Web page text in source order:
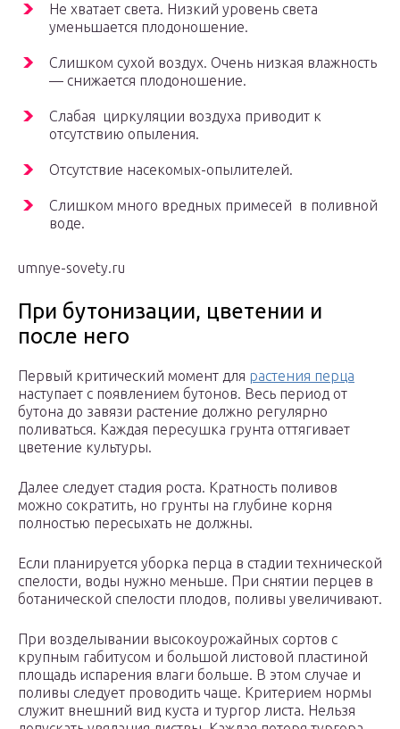
Не хватает света. Низкий уровень света
уменьшается плодоношение.
Слишком сухой воздух. Очень низкая влажность
— снижается плодоношение.
Слабая циркуляции воздуха приводит к
отсутствию опыления.
Отсутствие насекомых-опылителей.
Слишком много вредных примесей в поливной
воде.
umnye-sovety.ru
При бутонизации, цветении и
после него
Первый критический момент для растения перца
наступает с появлением бутонов. Весь период от
бутона до завязи растение должно регулярно
поливаться. Каждая пересушка грунта оттягивает
цветение культуры.
Далее следует стадия роста. Кратность поливов
можно сократить, но грунты на глубине корня
полностью пересыхать не должны.
Если планируется уборка перца в стадии технической
спелости, воды нужно меньше. При снятии перцев в
ботанической спелости плодов, поливы увеличивают.
При возделывании высокоурожайных сортов с
крупным габитусом и большой листовой пластиной
площадь испарения влаги больше. В этом случае и
поливы следует проводить чаще. Критерием нормы
служит внешний вид куста и тургор листа. Нельзя